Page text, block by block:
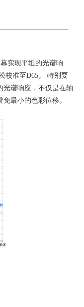
幕实现平坦的光谱响
校准至D65。 特别要
光谱响应，不仅是在轴
最小的色彩位移。